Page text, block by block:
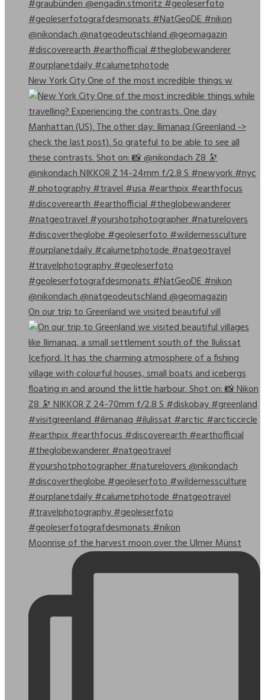
New York City One of the most incredible things w
On our trip to Greenland we visited beautiful vill
Moonrise of the harvest moon over the Ulmer Münst